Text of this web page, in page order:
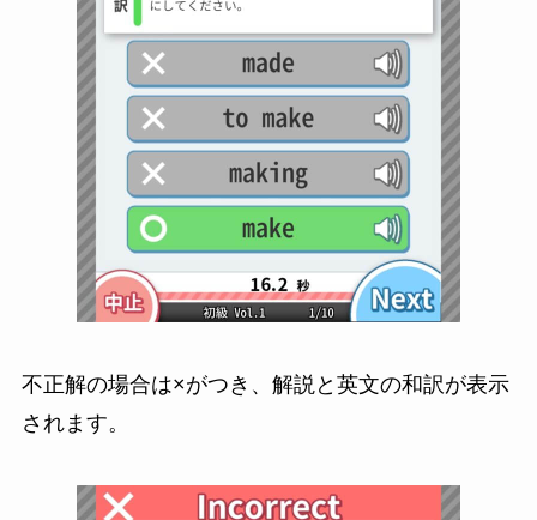
不正解の場合は×がつき、解説と英文の和訳が表示
されます。